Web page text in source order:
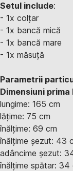
Setul include:
- 1x colțar
- 1x bancă mică
- 1x bancă mare
- 1x măsuță
Parametrii
Dimensiuni
lungime: 165 cm
lățime: 75 cm
înălțime: 69 cm
înălțime șezut: 43
adâncime șezut:
înălțime spătar: 34